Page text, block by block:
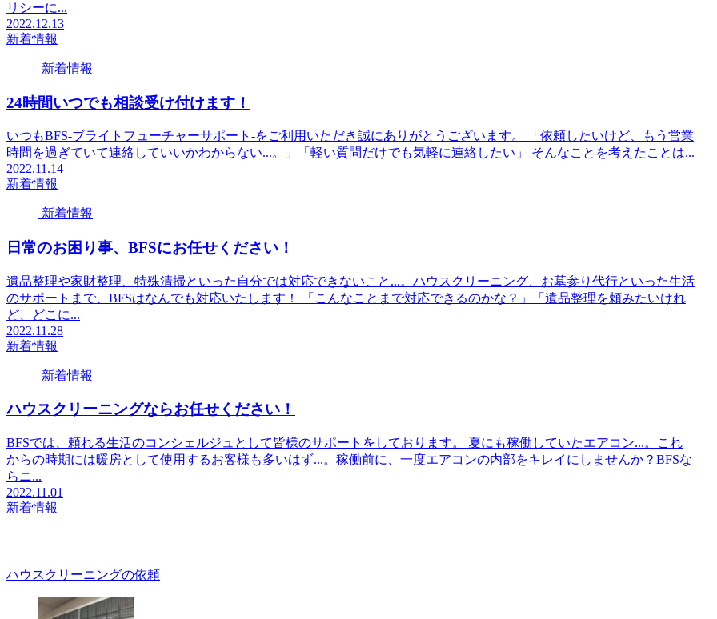
リシーに...
2022.12.13
新着情報
新着情報
24時間いつでも相談受け付けます！
いつもBFS-ブライトフューチャーサポート-をご利用いただき誠にありがとうございます。 「依頼したいけど、もう営業
時間を過ぎていて連絡していいかわからない...。」「軽い質問だけでも気軽に連絡したい」 そんなことを考えたことは...
2022.11.14
新着情報
新着情報
日常のお困り事、BFSにお任せください！
遺品整理や家財整理、特殊清掃といった自分では対応できないこと...。ハウスクリーニング、お墓参り代行といった生活
のサポートまで、BFSはなんでも対応いたします！ 「こんなことまで対応できるのかな？」「遺品整理を頼みたいけれ
ど、どこに...
2022.11.28
新着情報
新着情報
ハウスクリーニングならお任せください！
BFSでは、頼れる生活のコンシェルジュとして皆様のサポートをしております。 夏にも稼働していたエアコン...。これ
からの時期には暖房として使用するお客様も多いはず...。稼働前に、一度エアコンの内部をキレイにしませんか？BFSな
らニ...
2022.11.01
新着情報
ハウスクリーニングの依頼